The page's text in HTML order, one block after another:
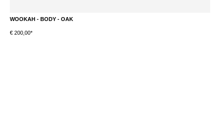
WOOKAH - BODY - OAK
€ 200,00*